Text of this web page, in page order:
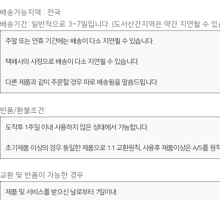
배송가능지역 : 전국
배송기간: 일반적으로 3~7일입니다. (도서산간지역은 약간 지연될 수 있
주말 또는 연휴 기간에는 배송이 다소 지연될 수 있습니다.
택배사의 사정으로 배송이 다소 지연될 수 있습니다.
다른 제품과 같이 주문할 경우 따로 배송됨을 말씀드립니다.
반품/환불조건:
도착후 1주일 이내 사용하지 않은 상태에서 가능합니다.
초기제품 이상의 경우 동일한 제품으로 1:1 교환원칙, 사용후 제품이상은 A/S를 원
교환 및 반품이 가능한 경우
제품 및 서비스를 받으신 날로부터 7일이내